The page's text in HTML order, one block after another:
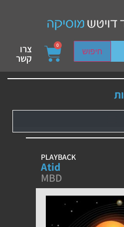
חיפוש
device users, explore by
0 צרו
קשר
PLAYBACK
Atid
MBD